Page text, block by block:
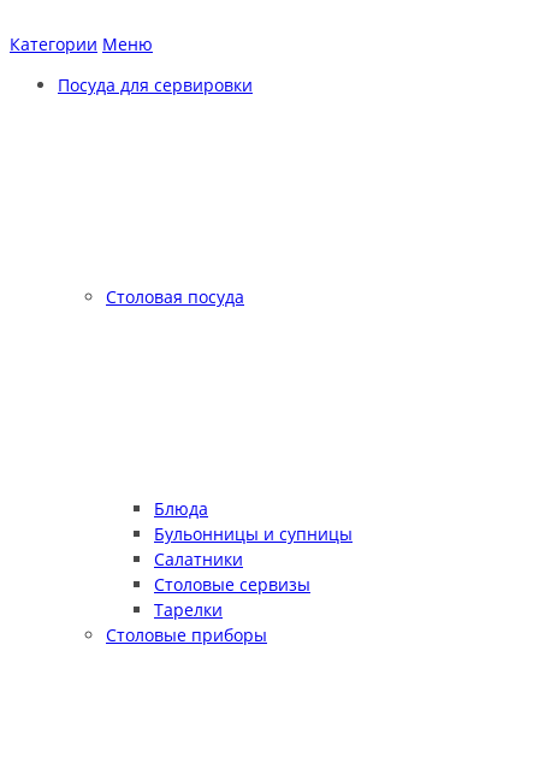
Категории Меню
Посуда для сервировки
Столовая посуда
Блюда
Бульонницы и супницы
Салатники
Столовые сервизы
Тарелки
Столовые приборы